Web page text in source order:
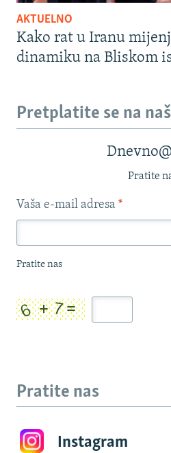
AKTUELNO
Kako rat u Iranu
dinamiku na Bliskom
Pretplatite se na
Pratite
Vaša e-mail adresa *
Pratite nas
Pratite nas
Instagram